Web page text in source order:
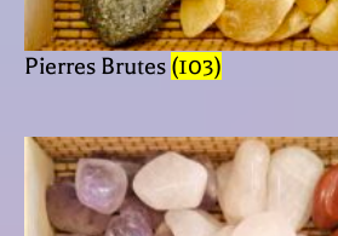
Pierres Brutes (103)